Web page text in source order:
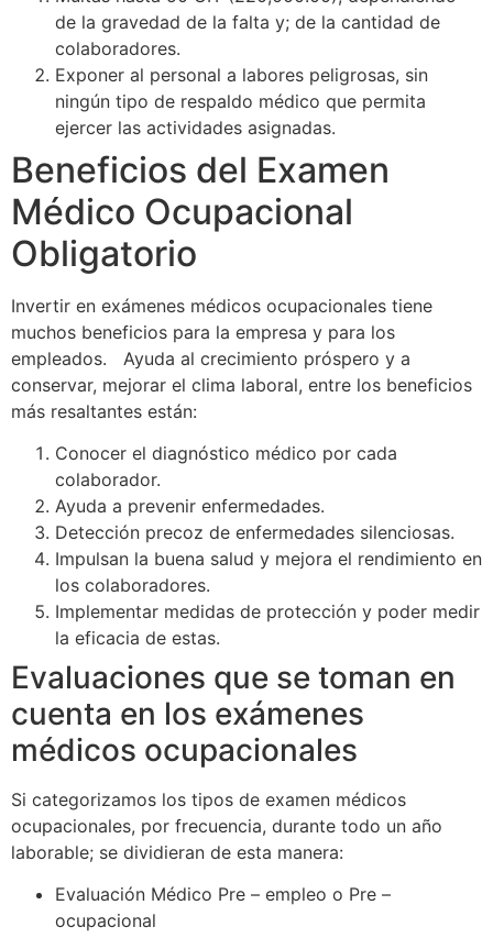
de la gravedad de la falta y; de la cantidad de
colaboradores.
Exponer al personal a labores peligrosas, sin
ningún tipo de respaldo médico que permita
ejercer las actividades asignadas.
Beneficios del Examen
Médico Ocupacional
Obligatorio
Invertir en exámenes médicos ocupacionales tiene
muchos beneficios para la empresa y para los
empleados. Ayuda al crecimiento próspero y a
conservar, mejorar el clima laboral, entre los beneficios
más resaltantes están:
Conocer el diagnóstico médico por cada
colaborador.
Ayuda a prevenir enfermedades.
Detección precoz de enfermedades silenciosas.
Impulsan la buena salud y mejora el rendimiento en
los colaboradores.
Implementar medidas de protección y poder medir
la eficacia de estas.
Evaluaciones que se toman en
cuenta en los exámenes
médicos ocupacionales
Si categorizamos los tipos de examen médicos
ocupacionales, por frecuencia, durante todo un año
laborable; se dividieran de esta manera:
Evaluación Médico Pre – empleo o Pre –
ocupacional